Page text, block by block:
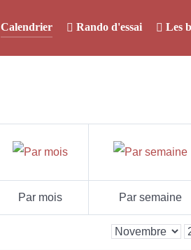
Calendrier Rando d'essai Les
Par mois Par semaine